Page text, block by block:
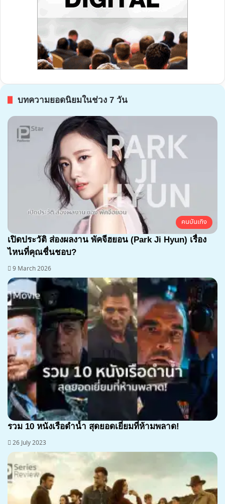
บทความยอดนิยมในช่วง 7 วัน
คนบันเทิง
เปิดประวัติ ส่องผลงาน พัคจีฮยอน (Park Ji Hyun) เรื่อง
ไหนที่คุณชื่นชอบ?
9 March 2026
รวม 10 หนังเรือดำน้ำ สุดยอดเยี่ยมที่ห้ามพลาด!
26 July 2023